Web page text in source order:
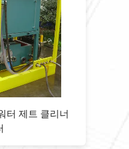
600bar 75kw 트롤리 고압